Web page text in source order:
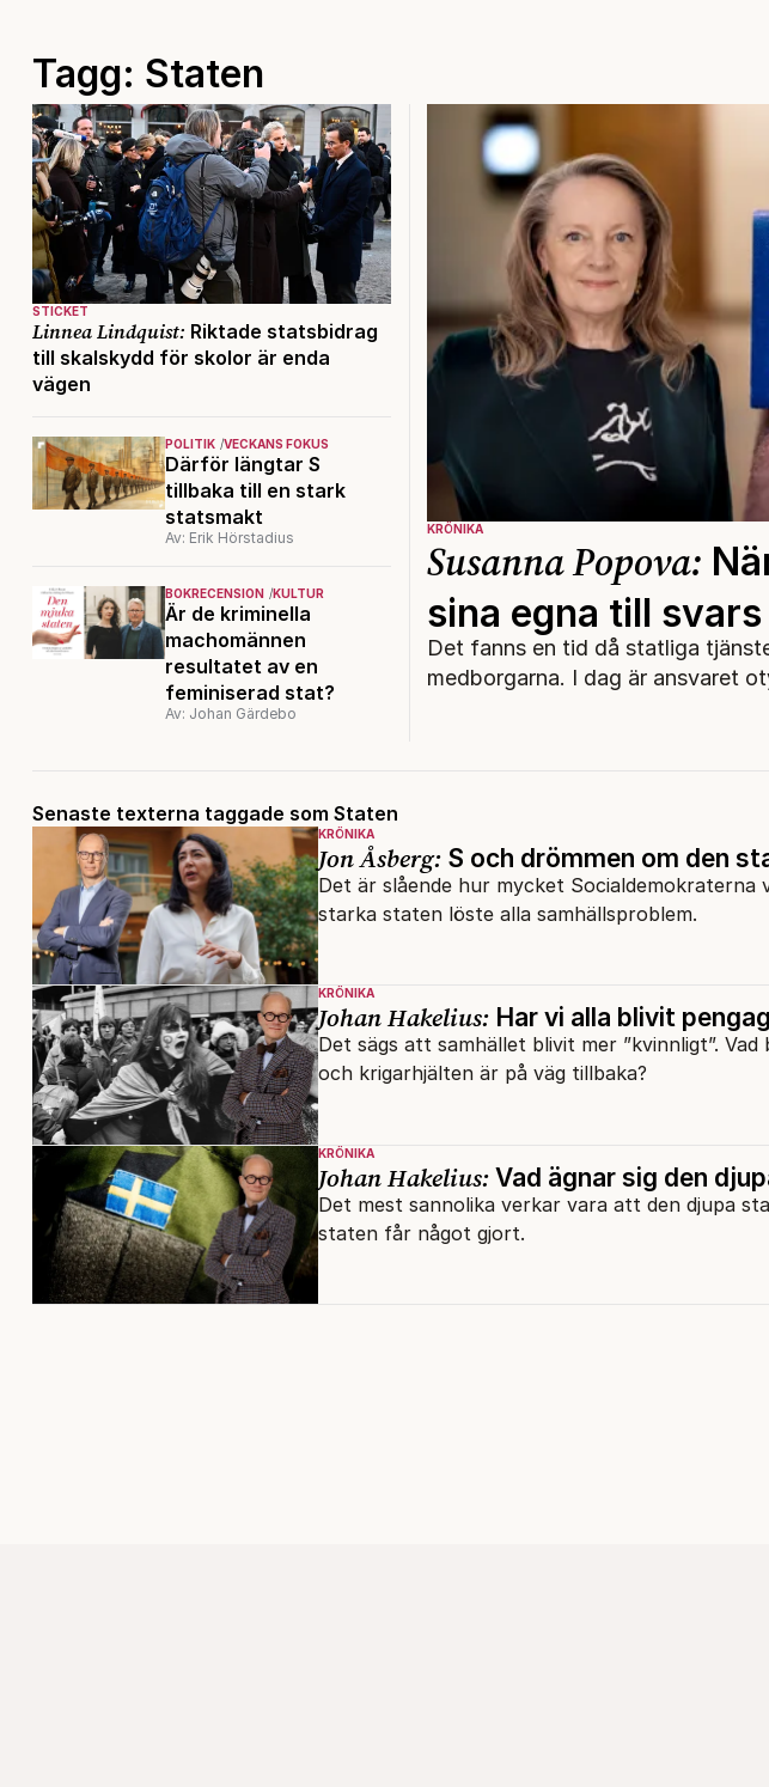
Tagg: Staten
STICKET
Linnea Lindquist: Riktade statsbidrag
till skalskydd för skolor är enda
vägen
POLITIK VECKANS FOKUS
Därför längtar S
tillbaka till en stark
statsmakt
Av: Erik Hörstadius
BOKRECENSION KULTUR
Är de kriminella
machomännen
resultatet av en
feminiserad stat?
Av: Johan Gärdebo
KRÖNIKA
Susanna Popova:
sina egna till svars
Det fanns en tid då statliga
medborgarna. I dag är ansvaret
Senaste texterna taggade som Staten
KRÖNIKA
Jon Åsberg: S och drömmen om den
Det är slående hur mycket
starka staten löste alla samhällsproblem.
KRÖNIKA
Johan Hakelius: Har vi alla blivit
Det sägs att samhället blivit mer ”kvinnligt”.
och krigarhjälten är på väg tillbaka?
KRÖNIKA
Johan Hakelius: Vad ägnar sig den
Det mest sannolika verkar vara att den djupa
staten får något gjort.